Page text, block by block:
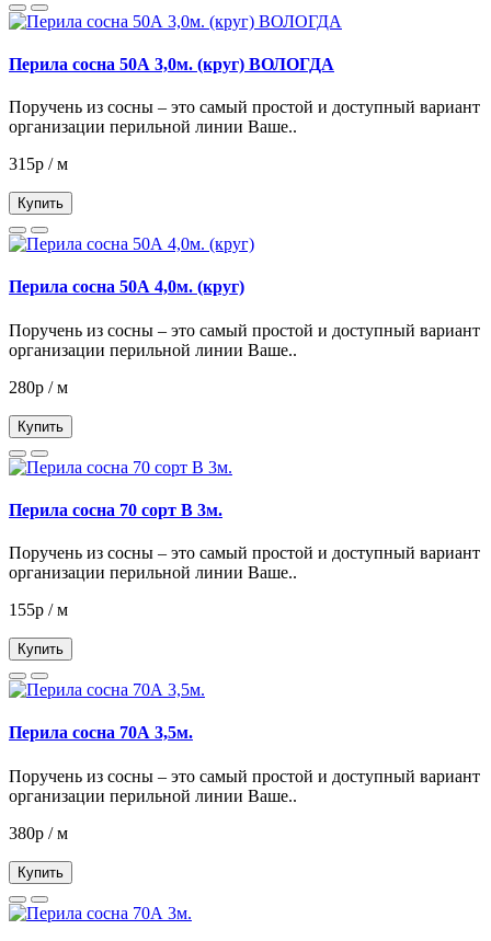
Перила сосна 50А 3,0м. (круг) ВОЛОГДА
Поручень из сосны – это самый простой и доступный вариант
организации перильной линии Ваше..
315р / м
Купить
Перила сосна 50А 4,0м. (круг)
Поручень из сосны – это самый простой и доступный вариант
организации перильной линии Ваше..
280р / м
Купить
Перила сосна 70 сорт В 3м.
Поручень из сосны – это самый простой и доступный вариант
организации перильной линии Ваше..
155р / м
Купить
Перила сосна 70А 3,5м.
Поручень из сосны – это самый простой и доступный вариант
организации перильной линии Ваше..
380р / м
Купить